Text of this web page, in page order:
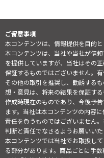
ご留意事項
本コンテンツは、情報提供を目的と
本コンテンツは、当社や当社が信
を提供していますが、当社はその
保証するものではございません。
その他の取引を推奨し、勧誘する
想・意見は、将来の結果を保証す
作成時現在のものであり、今後予
ます。当社は本コンテンツの内容
責任を負うものではございません
判断と責任でなさるようお願いいた
本コンテンツでは当社でお取扱し
る部分があります。商品ごとに手